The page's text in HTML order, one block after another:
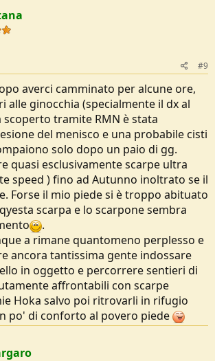
di capire xkè proprio non capisco.
#9
averci camminato per alcune ore,
alle ginocchia (specialmente il dx al
scoperto tramite RMN è stata
del menisco e una probabile cisti
solo dopo un paio di gg.
quasi esclusivamente scarpe ultra
speed ) fino ad Autunno inoltrato se il
Forse il mio piede si è troppo abituato
scarpa e lo scarpone sembra
.
a rimane quantomeno perplesso e
ancora tantissima gente indossare
in oggetto e percorrere sentieri di
affrontabili con scarpe
Hoka salvo poi ritrovarli in rifugio
po' di conforto al povero piede